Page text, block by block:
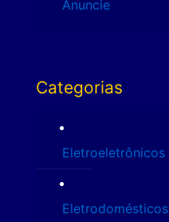
Anuncie
Categorias
Eletroeletrônicos
Eletrodomésticos